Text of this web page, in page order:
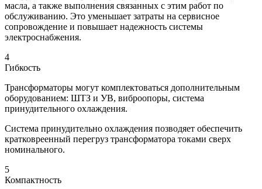
масла, а также выполнения связанных с этим работ по
обслуживанию. Это уменьшает затраты на сервисное
сопровождение и повышает надежность системы
электроснабжения.
4
Гибкость
Трансформаторы могут комплектоваться дополнительным
оборудованием: ШТЗ и УВ, виброопоры, система
принудительного охлаждения.
Система принудительно охлаждения позводяет обеспечить
кратковреенный перегруз трансформатора токами сверх
номинального.
5
Компактность